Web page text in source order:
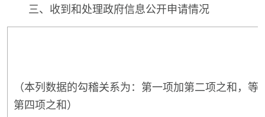
三、收到和处理政府信息公开申请情况
（本列数据的勾稽关系为：第一项加第二项之和，等
第四项之和）